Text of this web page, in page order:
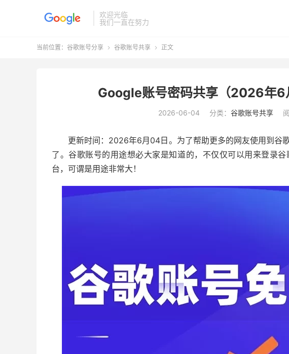
欢迎光临
我们一直在努力
当前位置： 谷歌账号分享  谷歌账号共享  正文
Google账号密码共享（2026年6
2026-06-04 分类： 谷歌账号共享
更新时间：2026年6月04日。为了帮助更多的网友使用到谷
了。谷歌账号的用途想必大家是知道的，不仅仅可以用来登录
台，可谓是用途非常大！